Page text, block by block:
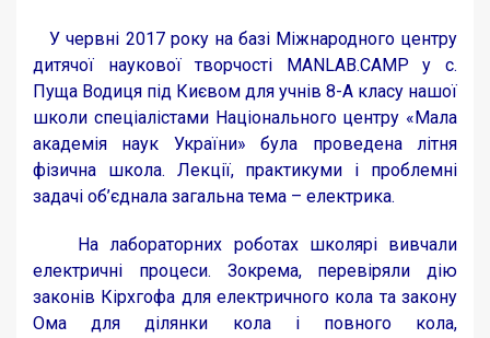
У червні 2017 року на базі Міжнародного центру
дитячої наукової творчості MANLAB.CAMP у с.
Пуща Водиця під Києвом для учнів 8-А класу нашої
школи спеціалістами Національного центру «Мала
академія наук України» була проведена літня
фізична школа. Лекції, практикуми і проблемні
задачі об’єднала загальна тема – електрика.
На лабораторних роботах школярі вивчали
електричні процеси. Зокрема, перевіряли дію
законів Кірхгофа для електричного кола та закону
Ома для ділянки кола і повного кола,